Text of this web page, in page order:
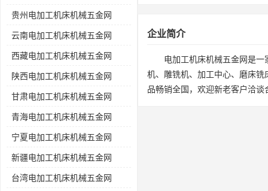
贵州电加工机床机械五金网
云南电加工机床机械五金网
西藏电加工机床机械五金网
陕西电加工机床机械五金网
甘肃电加工机床机械五金网
青海电加工机床机械五金网
宁夏电加工机床机械五金网
新疆电加工机床机械五金网
台湾电加工机床机械五金网
企业简介
电加工机床机械五金网是
机、雕铣机、加工中心、磨床
品畅销全国，欢迎新老客户洽谈